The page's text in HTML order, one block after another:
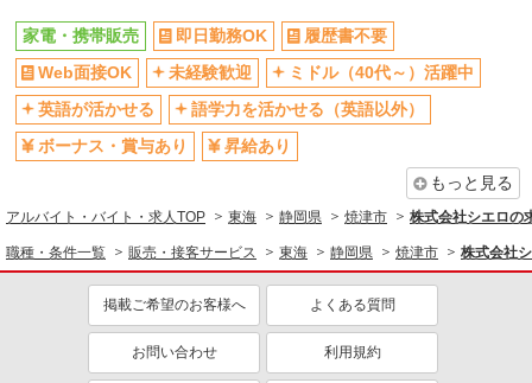
家電・携帯販売 即日勤務OK
履歴書不要
Web面接OK
未経験歓迎
ミドル（40代～）活躍中
英語が活かせる
語学力を活かせる（英語以外）
ボーナス・賞与あり
昇給あり
もっと見る
アルバイト・バイト・求人TOP 東海 静岡県 焼津市 株式会社シエロの
職種・条件一覧 販売・接客サービス 東海 静岡県 焼津市 株式会社
掲載ご希望のお客様へ よくある質問
お問い合わせ 利用規約